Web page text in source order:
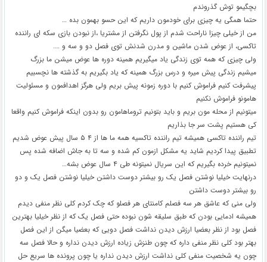
بچگیمو توش گذروندم
حتما همگی یه چیزی برای خودمون داریم که این حسو بهمون بده …
من از خیلی چیزا ناراحت شدم از پول نگرفتن از مشتریا ،از نبودن بازی سکه ای راننده
تاکسی، از عوض شدن ماشین و مدرن شدنش توی فصل دو و سه و ….
ولی چیزی که همه توی زندگی یاد میگیریم همینه دوره ها عوض میشن ما بزرگ
میشیم زندگی پیش میره و درس بزرگ همینه که یاد بگیریم به گذشته ها نچسبیم
پیشرفت کنیم فراموش کنیم با دوره زمونه پیش بریم ولی هرگز اهدافمون و مسئولیت
هامونو فراموش نکنیم
میتونیم از محله مون بریم و باید بتونیم تروماهامون رو بدون اینکه فراموش کنیم واقعا
کی هستیم پشت سر جا بذاریم
تیم راننده تاکسی همیشه تیم راننده تاکسیه همه ما ها از ۴ ۵ سال پیش عوض شدیم
تطبیق پیدا کردیم شاید یه مشکل ازمون کم شده و سه تا به جاش اضافه شده پس
نمیتونیم خرده بگیریم که این سریال نمیتونه طی ۴ سال عوض بشه…
درنهایت خیلیا نوشتن فصل یک رو بیشتر دوست داشتن خیلیا نوشتن فصل یک و دو
رو بیشتر دوست داشتن
ولی منی که عاشق هر سه فصلم کامنتای هر فصلو که چک کردم کلی نظر منفی دیدم
همیشه ادمایی بودن که طبق سلیقه شون نبوده حتی فصل یک که از نظر خیلیا بهترین
فصل بود از نظر بعضیا ارزش دیدن نداشت فصل دویی که بعضیا میگن از این فصل
بهتر بود کلی نظر منفی داره که چون طنزش زیاده ارزش دیدن نداره و حالا فصل سه
چون یه شخصیت منفی کلی نداشت ارزش دیدن نداره یا چون پرونده ها سریع حل